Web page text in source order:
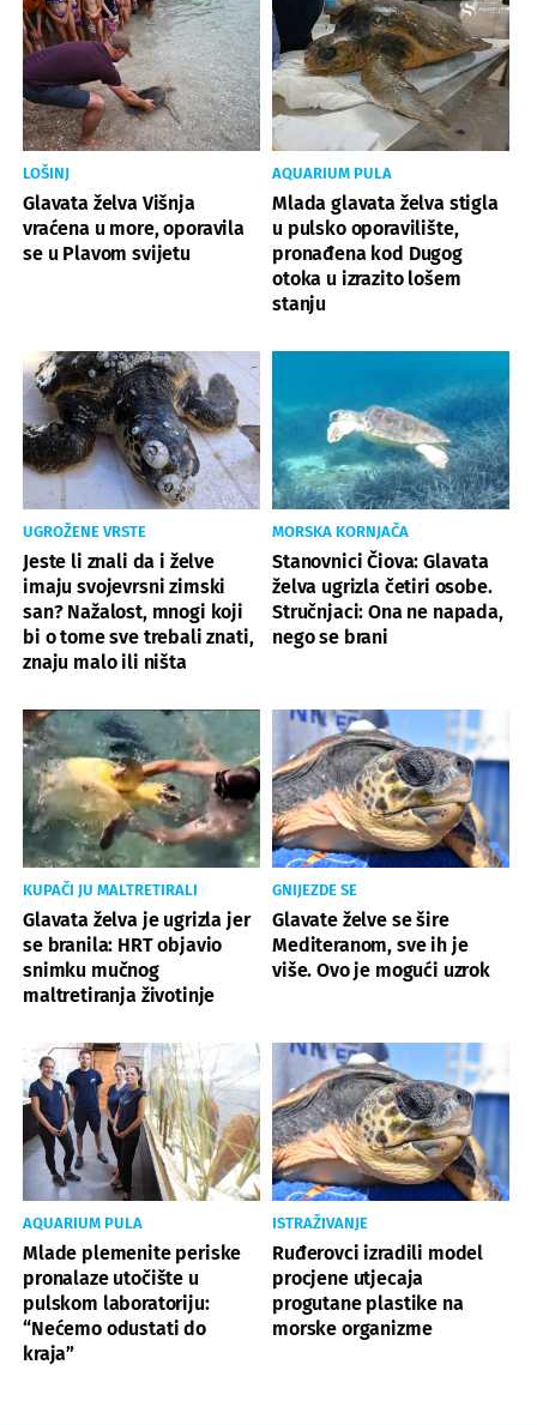
LOŠINJ
Glavata želva Višnja
vraćena u more, oporavila
se u Plavom svijetu
AQUARIUM PULA
Mlada glavata želva stigla
u pulsko oporavilište,
pronađena kod Dugog
otoka u izrazito lošem
stanju
UGROŽENE VRSTE
Jeste li znali da i želve
imaju svojevrsni zimski
san? Nažalost, mnogi koji
bi o tome sve trebali znati,
znaju malo ili ništa
MORSKA KORNJAČA
Stanovnici Čiova: Glavata
želva ugrizla četiri osobe.
Stručnjaci: Ona ne napada,
nego se brani
KUPAČI JU MALTRETIRALI
Glavata želva je ugrizla jer
se branila: HRT objavio
snimku mučnog
maltretiranja životinje
GNIJEZDE SE
Glavate želve se šire
Mediteranom, sve ih je
više. Ovo je mogući uzrok
AQUARIUM PULA
Mlade plemenite periske
pronalaze utočište u
pulskom laboratoriju:
“Nećemo odustati do
kraja”
ISTRAŽIVANJE
Ruđerovci izradili model
procjene utjecaja
progutane plastike na
morske organizme